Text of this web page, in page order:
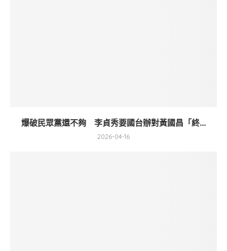
爆破民眾黨還不夠 李貞秀要國台辦對黃國昌「終...
2026-04-16